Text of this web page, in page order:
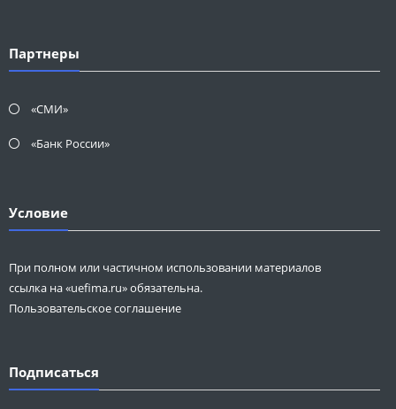
Партнеры
«СМИ»
«Банк России»
Условие
При полном или частичном использовании материалов
ссылка на «uefima.ru» обязательна.
Пользовательское соглашение
Подписаться